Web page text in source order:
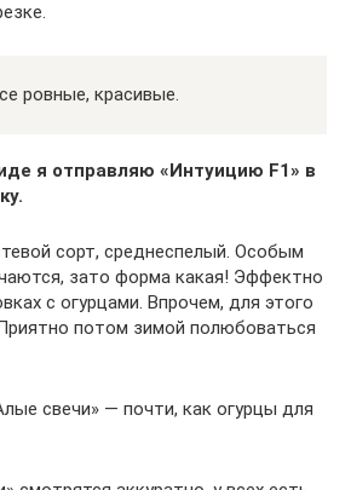
ровные, красивые.
я отправляю «Интуицию F1» в
сорт, среднеспелый. Особым
зато форма какая! Эффектно
с огурцами. Впрочем, для этого
потом зимой полюбоваться
свечи» — почти, как огурцы для